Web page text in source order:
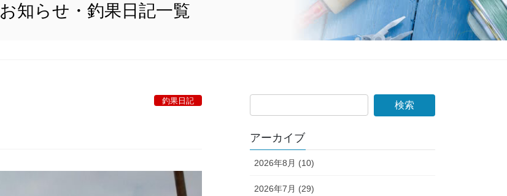
お知らせ・釣果日記一覧
釣果日記
アーカイブ
2026年8月 (10)
2026年7月 (29)